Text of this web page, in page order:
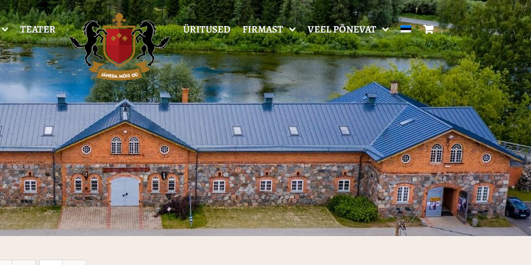
TEATER ÜRITUSED FIRMAST VEEL PÕNEVAT